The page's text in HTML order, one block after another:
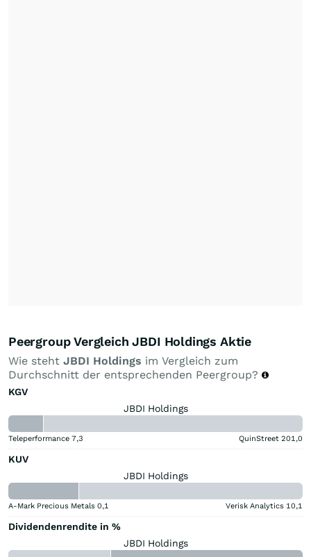
Peergroup Vergleich JBDI Holdings Aktie
Wie steht JBDI Holdings im Vergleich zum
Durchschnitt der entsprechenden Peergroup?
KGV
JBDI Holdings
Teleperformance 7,3 QuinStreet 201,0
KUV
JBDI Holdings
A-Mark Precious Metals 0,1 Verisk Analytics 10,1
Dividendenrendite in %
JBDI Holdings